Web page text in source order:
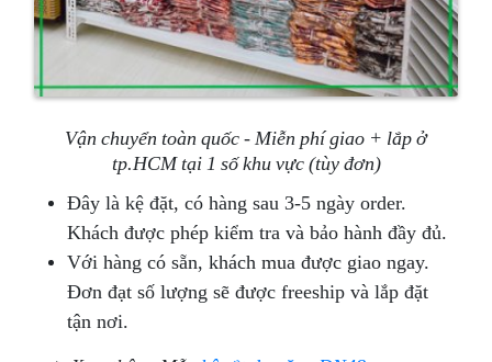
Vận chuyển toàn quốc - Miễn phí giao + lắp ở
tp.HCM tại 1 số khu vực (tùy đơn)
Đây là kệ đặt, có hàng sau 3-5 ngày order.
Khách được phép kiểm tra và bảo hành đầy đủ.
Với hàng có sẵn, khách mua được giao ngay.
Đơn đạt số lượng sẽ được freeship và lắp đặt
tận nơi.